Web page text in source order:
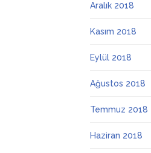
Aralık 2018
Kasım 2018
Eylül 2018
Ağustos 2018
Temmuz 2018
Haziran 2018